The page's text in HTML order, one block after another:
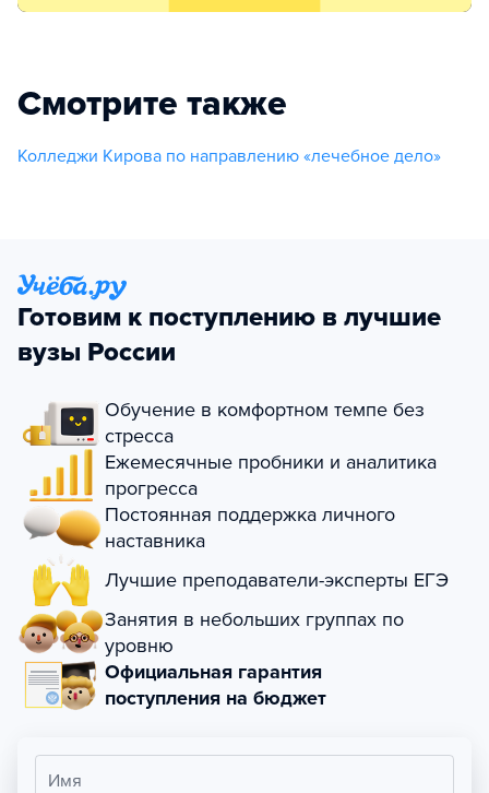
Смотрите также
Колледжи Кирова по направлению «лечебное дело»
Готовим к поступлению в лучшие
вузы России
Обучение в комфортном темпе без
стресса
Ежемесячные пробники и аналитика
прогресса
Постоянная поддержка личного
наставника
Лучшие преподаватели-эксперты ЕГЭ
Занятия в небольших группах по
уровню
Официальная гарантия
поступления на бюджет
Имя